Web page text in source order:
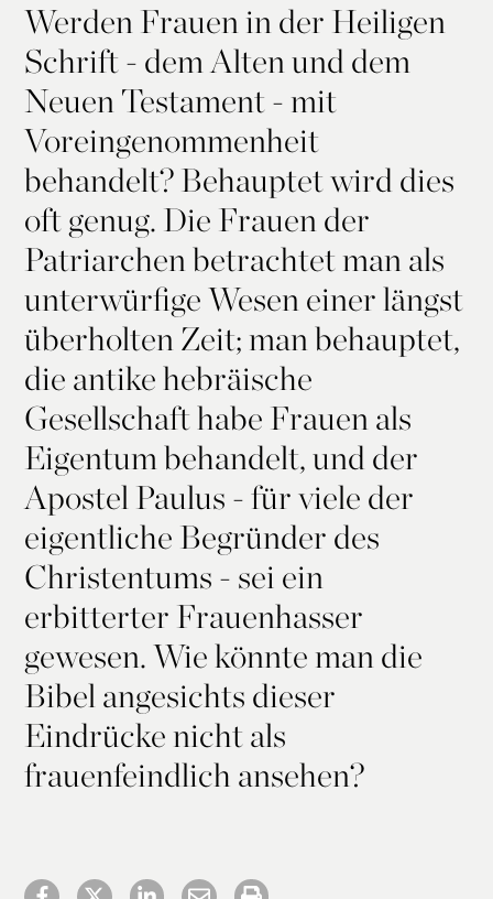
Werden Frauen in der Heiligen
Schrift - dem Alten und dem
Neuen Testament - mit
Voreingenommenheit
behandelt? Behauptet wird dies
oft genug. Die Frauen der
Patriarchen betrachtet man als
unterwürfige Wesen einer längst
überholten Zeit; man behauptet,
die antike hebräische
Gesellschaft habe Frauen als
Eigentum behandelt, und der
Apostel Paulus - für viele der
eigentliche Begründer des
Christentums - sei ein
erbitterter Frauenhasser
gewesen. Wie könnte man die
Bibel angesichts dieser
Eindrücke nicht als
frauenfeindlich ansehen?